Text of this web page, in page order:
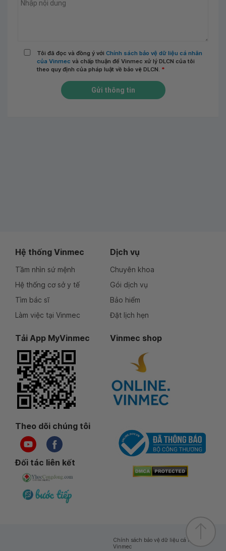
Tôi đã đọc và đồng ý với Chính sách bảo vệ dữ liệu cá nhân
của Vinmec và chấp thuận để Vinmec xử lý DLCN của tôi
theo quy định của pháp luật về bảo vệ DLCN. *
Gửi thông tin
Hệ thống Vinmec
Tầm nhìn sứ mệnh
Hệ thống cơ sở y tế
Tìm bác sĩ
Làm việc tại Vinmec
Dịch vụ
Chuyên khoa
Gói dịch vụ
Bảo hiểm
Đặt lịch hẹn
Tải App MyVinmec Vinmec shop
Theo dõi chúng tôi
Đối tác liên kết
Chính sách bảo vệ dữ liệu cá nhân của
Vinmec